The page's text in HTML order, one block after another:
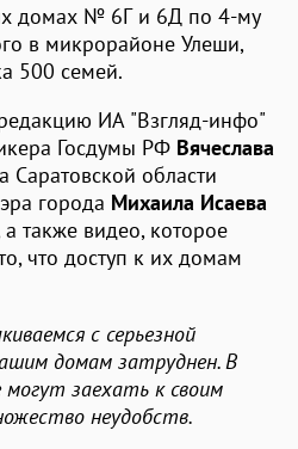
домах № 6Г и 6Д по 4-му
в микрорайоне Улеши,
500 семей.
ИА "Взгляд-инфо"
Госдумы РФ Вячеслава
Саратовской области
города Михаила Исаева
также видео, которое
что доступ к их домам
с серьезной
домам затруднен. В
заехать к своим
неудобств.